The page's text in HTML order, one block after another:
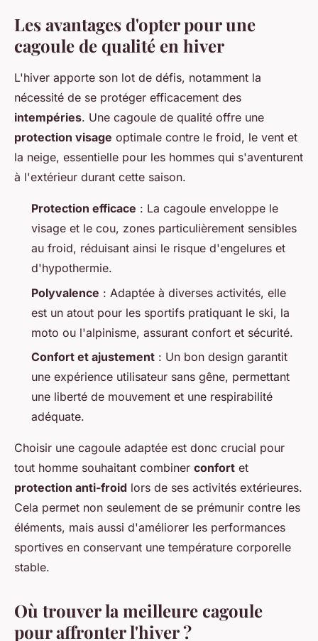
Les avantages d'opter pour une
cagoule de qualité en hiver
L'hiver apporte son lot de défis, notamment la
nécessité de se protéger efficacement des
intempéries. Une cagoule de qualité offre une
protection visage optimale contre le froid, le vent et
la neige, essentielle pour les hommes qui s'aventurent
à l'extérieur durant cette saison.
Protection efficace : La cagoule enveloppe le
visage et le cou, zones particulièrement sensibles
au froid, réduisant ainsi le risque d'engelures et
d'hypothermie.
Polyvalence : Adaptée à diverses activités, elle
est un atout pour les sportifs pratiquant le ski, la
moto ou l'alpinisme, assurant confort et sécurité.
Confort et ajustement : Un bon design garantit
une expérience utilisateur sans gêne, permettant
une liberté de mouvement et une respirabilité
adéquate.
Choisir une cagoule adaptée est donc crucial pour
tout homme souhaitant combiner confort et
protection anti-froid lors de ses activités extérieures.
Cela permet non seulement de se prémunir contre les
éléments, mais aussi d'améliorer les performances
sportives en conservant une température corporelle
stable.
Où trouver la meilleure cagoule
pour affronter l'hiver ?